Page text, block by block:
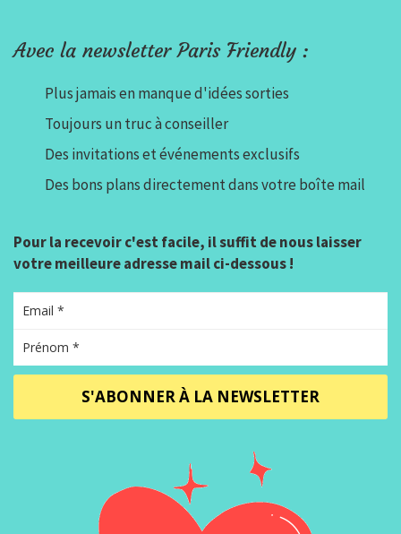
Avec la newsletter Paris Friendly :
Plus jamais en manque d'idées sorties
Toujours un truc à conseiller
Des invitations et événements exclusifs
Des bons plans directement dans votre boîte mail
Pour la recevoir c'est facile, il suffit de nous laisser
votre meilleure adresse mail ci-dessous !
S'ABONNER À LA NEWSLETTER